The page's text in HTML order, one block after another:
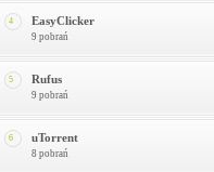
4 EasyClicker
9 pobrań
5 Rufus
9 pobrań
6 uTorrent
8 pobrań